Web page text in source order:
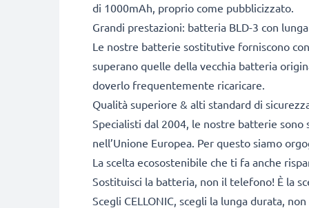
di 1000mAh, proprio come pubblicizzato.
Grandi prestazioni: batteria BLD-3 con
Le nostre batterie sostitutive forniscono
superano quelle della vecchia batteria
doverlo frequentemente ricaricare.
Qualità superiore & alti standard di
Specialisti dal 2004, le nostre batterie
nell’Unione Europea. Per questo siamo
La scelta ecosostenibile che ti fa anche
Sostituisci la batteria, non il telefono! È la
Scegli CELLONIC, scegli la lunga durata,